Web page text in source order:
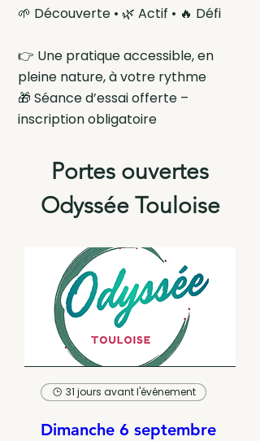
🌱 Découverte • 🌿 Actif • 🔥 Défi
👉 Une pratique accessible, en
pleine nature, à votre rythme
🎁 Séance d’essai offerte –
inscription obligatoire
Portes ouvertes
Odyssée Touloise
31 jours avant l'événement
Dimanche 6 septembre